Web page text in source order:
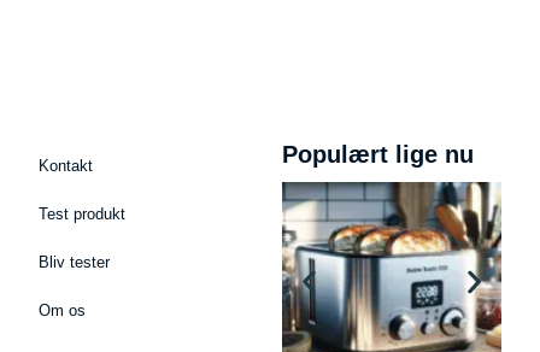
Kontakt
Test produkt
Bliv tester
Om os
Populært lige nu